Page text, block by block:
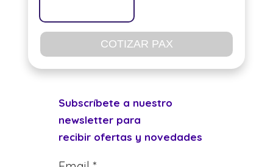
COTIZAR PAX
Subscríbete a nuestro
newsletter para
recibir ofertas y novedades